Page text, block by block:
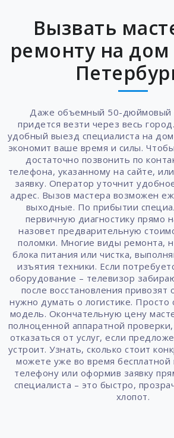
Вызвать
ремонту на дом
Даже объемный 50-дюймовый
придется везти через весь
удобный выезд специалиста на
экономит ваше время и силы.
достаточно позвонить по
телефона, указанному на сайте,
заявку. Оператор уточнит
адрес. Вызов мастера возможен
выходные. По прибытии
первичную диагностику прямо
назовет предварительную
поломки. Многие виды ремонта,
блока питания или чистка,
изъятия техники. Если
оборудование – телевизор
после восстановления привозят
нужно думать о логистике.
модель. Окончательную цену
полноценной аппаратной
отказаться от услуг, если
устроит. Узнать, сколько стоит
можете уже во время бесплатной
телефону или оформив заявку
специалиста – это быстро,
хлопот.